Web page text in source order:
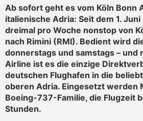
Ab sofort geht es vom Köln Bonn
italienische Adria: Seit dem 1.
dreimal pro Woche nonstop von
nach Rimini (RMI). Bedient wird
donnerstags und samstags – und
Airline ist es die einzige
deutschen Flughafen in die
oberen Adria. Eingesetzt werden
Boeing-737-Familie, die Flugzeit
Stunden.